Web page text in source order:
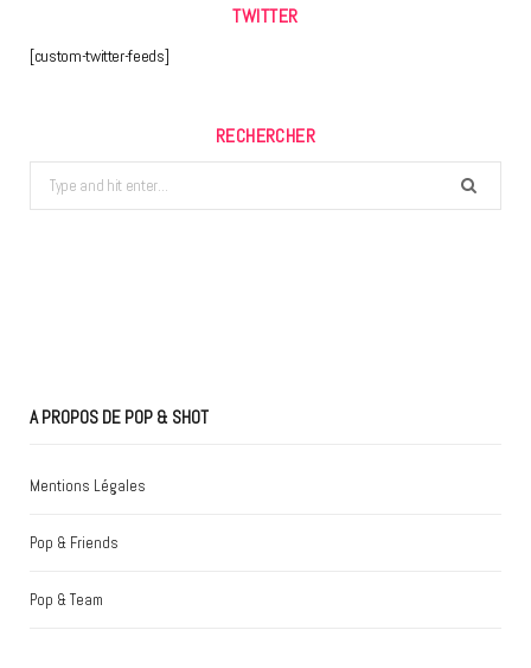
TWITTER
[custom-twitter-feeds]
RECHERCHER
Search
for:
A PROPOS DE POP & SHOT
Mentions Légales
Pop & Friends
Pop & Team